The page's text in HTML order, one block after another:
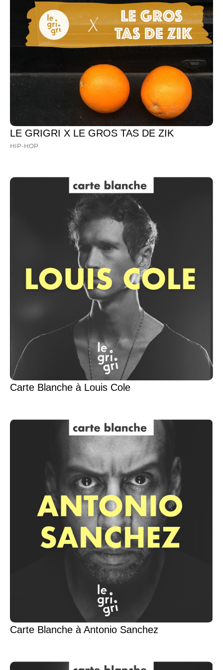
LE GRIGRI X LE GROS TAS DE ZIK
HIP-HOP
Carte Blanche à Louis Cole
Carte Blanche à Antonio Sanchez